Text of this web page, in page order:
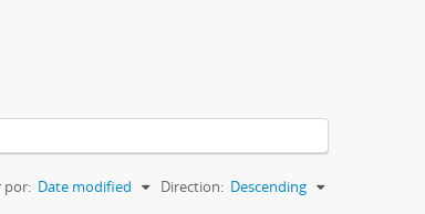
por: Date modified Direction: Descending